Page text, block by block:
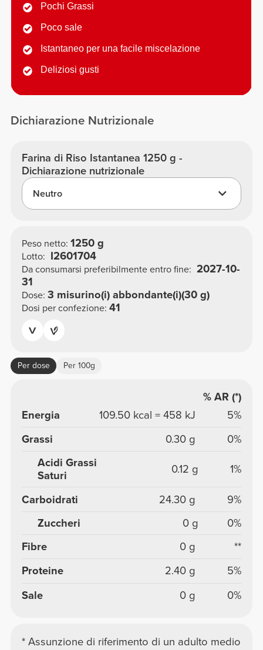
Pochi Grassi
Poco sale
Istantaneo per una facile miscelazione
Deliziosi gusti
Dichiarazione Nutrizionale
Farina di Riso Istantanea 1250 g -
Dichiarazione nutrizionale
Neutro
Peso netto: 1250 g
Lotto: I2601704
Da consumarsi preferibilmente entro fine: 2027-10-
31
Dose: 3 misurino(i) abbondante(i)(30 g)
Dosi per confezione: 41
Per dose Per 100g
% AR (*)
Energia
109.50 kcal = 458 kJ
5%
Grassi
0.30 g
0%
Acidi Grassi
Saturi
0.12 g 1%
Carboidrati 24.30 g
9%
Zuccheri
0 g
0%
Fibre
0 g
**
Proteine
2.40 g
5%
Sale
0 g 0%
* Assunzione di riferimento di un adulto medio